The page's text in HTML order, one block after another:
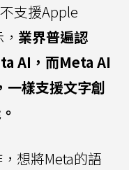
支援Apple
業界普遍認
AI，而Meta AI
一樣支援文字創
想將Meta的語